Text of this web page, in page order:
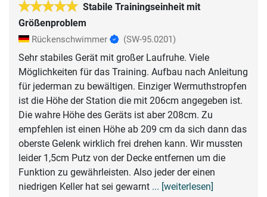
Stabile Trainingseinheit mit
Größenproblem
Rückenschwimmer (SW-95.0201)
Sehr stabiles Gerät mit großer Laufruhe. Viele
Möglichkeiten für das Training. Aufbau nach Anleitung
für jederman zu bewältigen. Einziger Wermuthstropfen
ist die Höhe der Station die mit 206cm angegeben ist.
Die wahre Höhe des Geräts ist aber 208cm. Zu
empfehlen ist einen Höhe ab 209 cm da sich dann das
oberste Gelenk wirklich frei drehen kann. Wir mussten
leider 1,5cm Putz von der Decke entfernen um die
Funktion zu gewährleisten. Also jeder der einen
niedrigen Keller hat sei gewarnt ... [weiterlesen]